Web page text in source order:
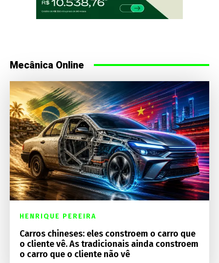
Mecânica Online
HENRIQUE PEREIRA
Carros chineses: eles constroem o carro que
o cliente vê. As tradicionais ainda constroem
o carro que o cliente não vê